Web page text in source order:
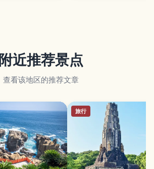
附近推荐景点
查看该地区的推荐文章
旅行